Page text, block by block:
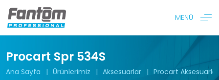
MENÜ
Procart Spr 534S
Ana Sayfa Ürünlerimiz Aksesuarlar Procart